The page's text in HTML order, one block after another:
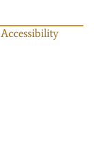
Accessibility